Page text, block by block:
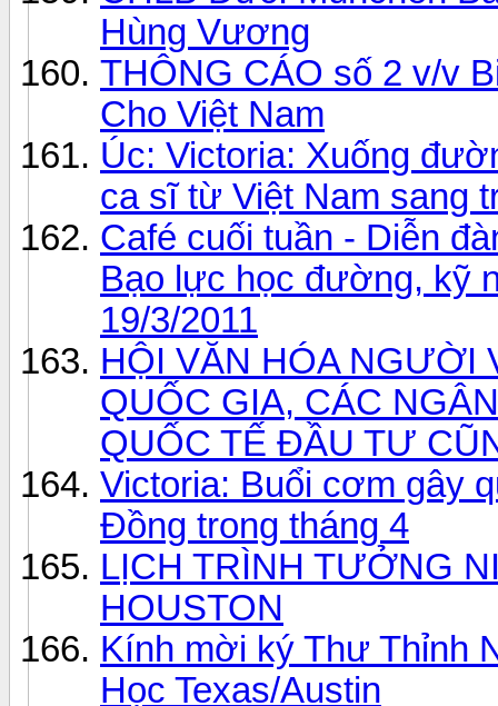
Hùng Vương
THÔNG CÁO số 2 v/v
Cho Việt Nam
Úc: Victoria: Xuống
ca sĩ từ Việt Nam sang
Café cuối tuần - Diễn
Bạo lực học đường, kỹ
19/3/2011
HỘI VĂN HÓA NGƯỜI
QUỐC GIA, CÁC
QUỐC TẾ ĐẦU TƯ
Victoria: Buổi cơm gây
Đồng trong tháng 4
LỊCH TRÌNH TƯỞNG
HOUSTON
Kính mời ký Thư Thỉnh
Học Texas/Austin